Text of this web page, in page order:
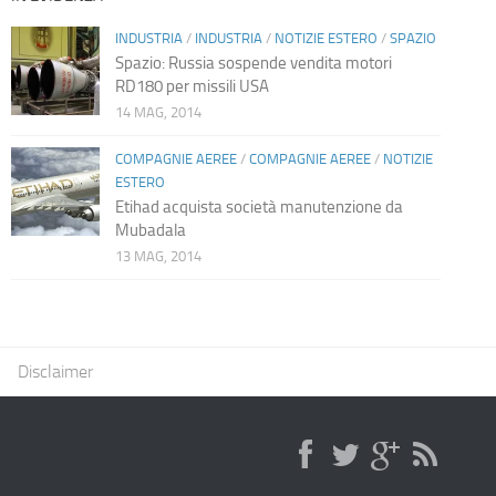
INDUSTRIA/ INDUSTRIA/ NOTIZIE ESTERO / SPAZIO
Spazio: Russia sospende vendita motori
RD180 per missili USA
14 MAG, 2014
COMPAGNIE AEREE/ COMPAGNIE AEREE/ NOTIZIE
ESTERO
Etihad acquista società manutenzione da
Mubadala
13 MAG, 2014
Disclaimer